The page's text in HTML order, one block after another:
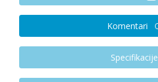
Komentari
Specifikacije